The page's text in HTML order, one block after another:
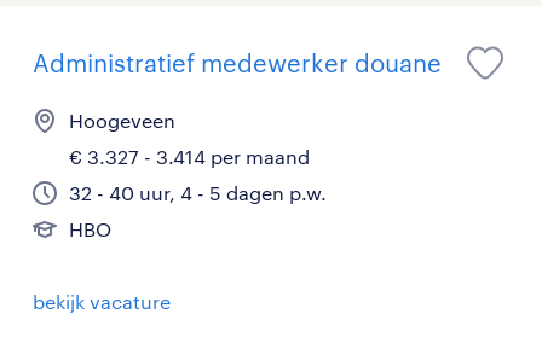
Administratief medewerker douane
Hoogeveen
€ 3.327 - 3.414 per maand
32 - 40 uur, 4 - 5 dagen p.w.
HBO
bekijk vacature